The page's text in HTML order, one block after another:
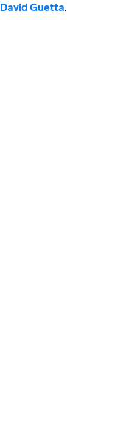
David Guetta.